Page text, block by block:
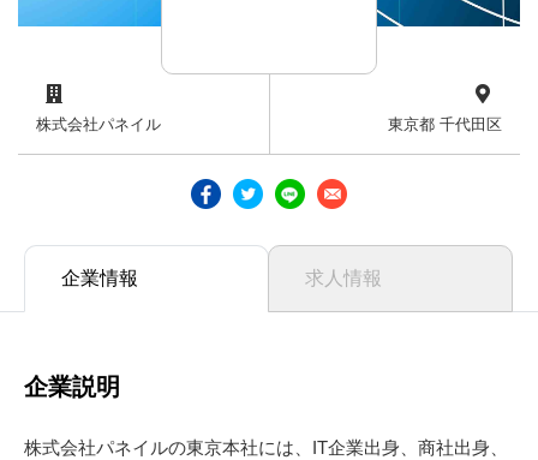
株式会社パネイル 東京都 千代田区
企業情報 求人情報
企業説明
株式会社パネイルの東京本社には、IT企業出身、商社出身、